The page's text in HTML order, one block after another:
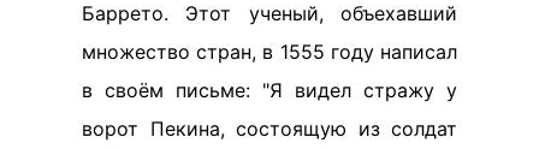
Баррето. Этот ученый, объехавший
множество стран, в 1555 году написал
в своём письме: "Я видел стражу у
ворот Пекина, состоящую из солдат